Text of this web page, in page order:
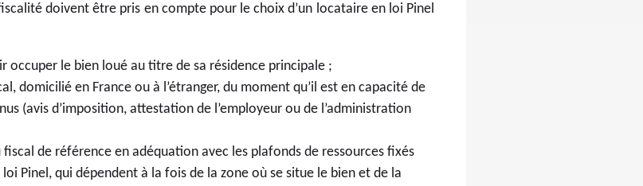
doivent être pris en compte pour le choix d’un locataire en loi Pinel
le bien loué au titre de sa résidence principale ;
domicilié en France ou à l’étranger, du moment qu’il est en capacité de
(avis d’imposition, attestation de l’employeur ou de l’administration
de référence en adéquation avec les plafonds de ressources fixés
Pinel, qui dépendent à la fois de la zone où se situe le bien et de la